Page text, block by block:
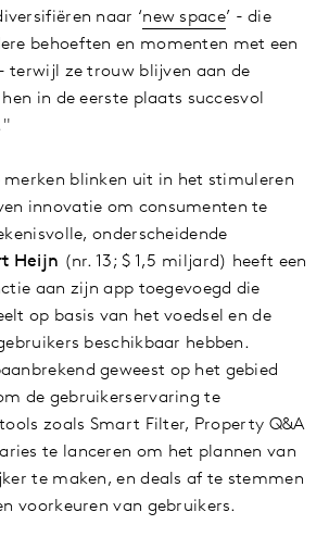
naar ‘new space’ - die
behoeften en momenten met een
terwijl ze trouw blijven aan de
in de eerste plaats succesvol
merken blinken uit in het stimuleren
innovatie om consumenten te
onderscheidende
Heijn (nr. 13; $ 1,5 miljard) heeft een
aan zijn app toegevoegd die
op basis van het voedsel en de
beschikbaar hebben.
geweest op het gebied
de gebruikerservaring te
zoals Smart Filter, Property Q&A
te lanceren om het plannen van
te maken, en deals af te stemmen
voorkeuren van gebruikers.